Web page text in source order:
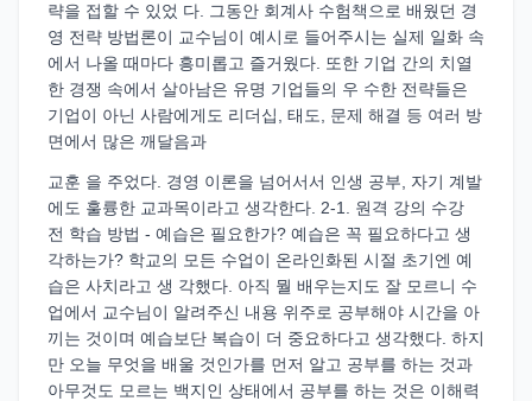
략을 접할 수 있었 다. 그동안 회계사 수험책으로 배웠던 경
영 전략 방법론이 교수님이 예시로 들어주시는 실제 일화 속
에서 나올 때마다 흥미롭고 즐거웠다. 또한 기업 간의 치열
한 경쟁 속에서 살아남은 유명 기업들의 우 수한 전략들은
기업이 아닌 사람에게도 리더십, 태도, 문제 해결 등 여러 방
면에서 많은 깨달음과
교훈 을 주었다. 경영 이론을 넘어서서 인생 공부, 자기 계발
에도 훌륭한 교과목이라고 생각한다. 2-1. 원격 강의 수강
전 학습 방법 - 예습은 필요한가? 예습은 꼭 필요하다고 생
각하는가? 학교의 모든 수업이 온라인화된 시절 초기엔 예
습은 사치라고 생 각했다. 아직 뭘 배우는지도 잘 모르니 수
업에서 교수님이 알려주신 내용 위주로 공부해야 시간을 아
끼는 것이며 예습보단 복습이 더 중요하다고 생각했다. 하지
만 오늘 무엇을 배울 것인가를 먼저 알고 공부를 하는 것과
아무것도 모르는 백지인 상태에서 공부를 하는 것은 이해력